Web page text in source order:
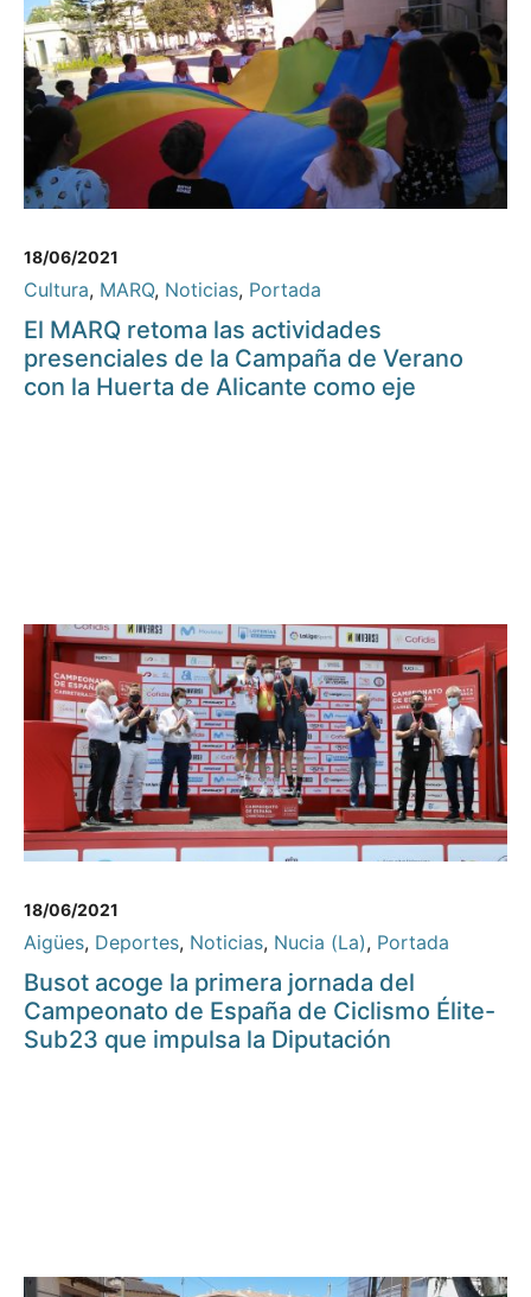
18/06/2021
Cultura, MARQ, Noticias, Portada
El MARQ retoma las actividades
presenciales de la Campaña de Verano
con la Huerta de Alicante como eje
18/06/2021
Aigües, Deportes, Noticias, Nucia (La), Portada
Busot acoge la primera jornada del
Campeonato de España de Ciclismo Élite-
Sub23 que impulsa la Diputación